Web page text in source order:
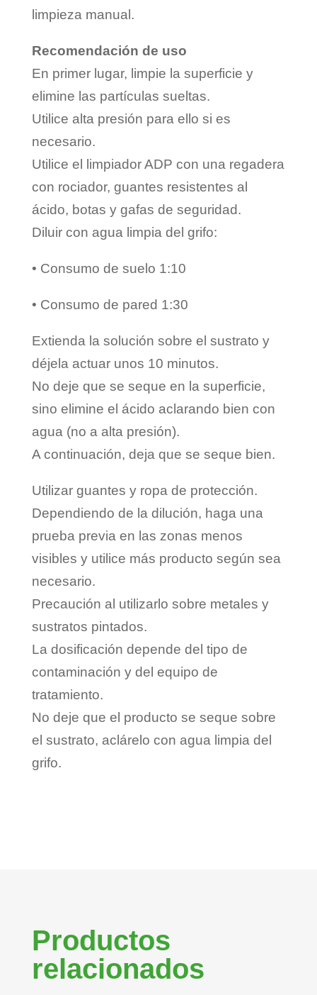
limpieza manual.
Recomendación de uso
En primer lugar, limpie la superficie y
elimine las partículas sueltas.
Utilice alta presión para ello si es
necesario.
Utilice el limpiador ADP con una regadera
con rociador, guantes resistentes al
ácido, botas y gafas de seguridad.
Diluir con agua limpia del grifo:
• Consumo de suelo 1:10
• Consumo de pared 1:30
Extienda la solución sobre el sustrato y
déjela actuar unos 10 minutos.
No deje que se seque en la superficie,
sino elimine el ácido aclarando bien con
agua (no a alta presión).
A continuación, deja que se seque bien.
Utilizar guantes y ropa de protección.
Dependiendo de la dilución, haga una
prueba previa en las zonas menos
visibles y utilice más producto según sea
necesario.
Precaución al utilizarlo sobre metales y
sustratos pintados.
La dosificación depende del tipo de
contaminación y del equipo de
tratamiento.
No deje que el producto se seque sobre
el sustrato, aclárelo con agua limpia del
grifo.
Productos
relacionados